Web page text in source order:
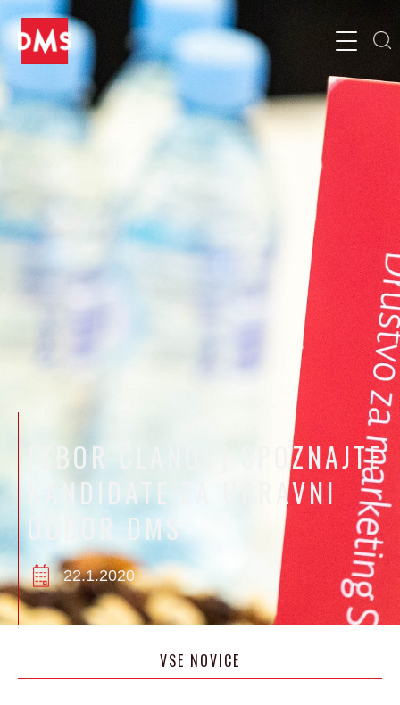
[ZBOR ČLANOV] SPOZNAJTE
KANDIDATE ZA UPRAVNI
ODBOR DMS
22.1.2020
VSE NOVICE